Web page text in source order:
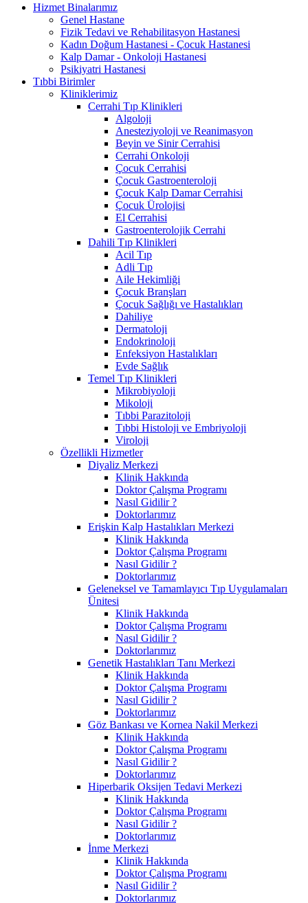
Hizmet Binalarımız
Genel Hastane
Fizik Tedavi ve Rehabilitasyon Hastanesi
Kadın Doğum Hastanesi - Çocuk Hastanesi
Kalp Damar - Onkoloji Hastanesi
Psikiyatri Hastanesi
Tıbbi Birimler
Kliniklerimiz
Cerrahi Tıp Klinikleri
Algoloji
Anesteziyoloji ve Reanimasyon
Beyin ve Sinir Cerrahisi
Cerrahi Onkoloji
Çocuk Cerrahisi
Çocuk Gastroenteroloji
Çocuk Kalp Damar Cerrahisi
Çocuk Ürolojisi
El Cerrahisi
Gastroenterolojik Cerrahi
Dahili Tıp Klinikleri
Acil Tıp
Adli Tıp
Aile Hekimliği
Çocuk Branşları
Çocuk Sağlığı ve Hastalıkları
Dahiliye
Dermatoloji
Endokrinoloji
Enfeksiyon Hastalıkları
Evde Sağlık
Temel Tıp Klinikleri
Mikrobiyoloji
Mikoloji
Tıbbi Parazitoloji
Tıbbi Histoloji ve Embriyoloji
Viroloji
Özellikli Hizmetler
Diyaliz Merkezi
Klinik Hakkında
Doktor Çalışma Programı
Nasıl Gidilir ?
Doktorlarımız
Erişkin Kalp Hastalıkları Merkezi
Klinik Hakkında
Doktor Çalışma Programı
Nasıl Gidilir ?
Doktorlarımız
Geleneksel ve Tamamlayıcı Tıp Uygulamaları
Ünitesi
Klinik Hakkında
Doktor Çalışma Programı
Nasıl Gidilir ?
Doktorlarımız
Genetik Hastalıkları Tanı Merkezi
Klinik Hakkında
Doktor Çalışma Programı
Nasıl Gidilir ?
Doktorlarımız
Göz Bankası ve Kornea Nakil Merkezi
Klinik Hakkında
Doktor Çalışma Programı
Nasıl Gidilir ?
Doktorlarımız
Hiperbarik Oksijen Tedavi Merkezi
Klinik Hakkında
Doktor Çalışma Programı
Nasıl Gidilir ?
Doktorlarımız
İnme Merkezi
Klinik Hakkında
Doktor Çalışma Programı
Nasıl Gidilir ?
Doktorlarımız